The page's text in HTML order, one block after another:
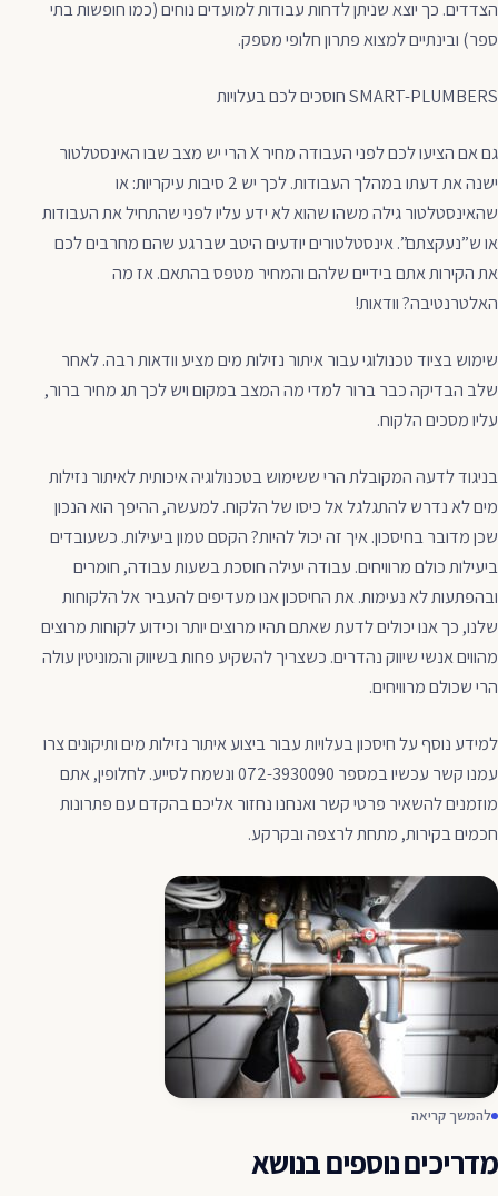
הצדדים. כך יוצא שניתן לדחות עבודות למועדים נוחים (כמו חופשות בתי
ספר) ובינתיים למצוא פתרון חלופי מספק.
SMART-PLUMBERS חוסכים לכם בעלויות
גם אם הציעו לכם לפני העבודה מחיר X הרי יש מצב שבו האינסטלטור
ישנה את דעתו במהלך העבודות. לכך יש 2 סיבות עיקריות: או
שהאינסטלטור גילה משהו שהוא לא ידע עליו לפני שהתחיל את העבודות
או ש”נעקצתם”. אינסטלטורים יודעים היטב שברגע שהם מחרבים לכם
את הקירות אתם בידיים שלהם והמחיר מטפס בהתאם. אז מה
האלטרנטיבה? וודאות!
שימוש בציוד טכנולוגי עבור איתור נזילות מים מציע וודאות רבה. לאחר
שלב הבדיקה כבר ברור למדי מה המצב במקום ויש לכך תג מחיר ברור,
עליו מסכים הלקוח.
בניגוד לדעה המקובלת הרי ששימוש בטכנולוגיה איכותית לאיתור נזילות
מים לא נדרש להתגלגל אל כיסו של הלקוח. למעשה, ההיפך הוא הנכון
שכן מדובר בחיסכון. איך זה יכול להיות? הקסם טמון ביעילות. כשעובדים
ביעילות כולם מרוויחים. עבודה יעילה חוסכת בשעות עבודה, חומרים
ובהפתעות לא נעימות. את החיסכון אנו מעדיפים להעביר אל הלקוחות
שלנו, כך אנו יכולים לדעת שאתם תהיו מרוצים יותר וכידוע לקוחות מרוצים
מהווים אנשי שיווק נהדרים. כשצריך להשקיע פחות בשיווק והמוניטין עולה
הרי שכולם מרוויחים.
למידע נוסף על חיסכון בעלויות עבור ביצוע איתור נזילות מים ותיקונים צרו
עמנו קשר עכשיו במספר 072-3930090 ונשמח לסייע. לחלופין, אתם
מוזמנים להשאיר פרטי קשר ואנחנו נחזור אליכם בהקדם עם פתרונות
חכמים בקירות, מתחת לרצפה ובקרקע.
להמשך קריאה
מדריכים נוספים בנושא